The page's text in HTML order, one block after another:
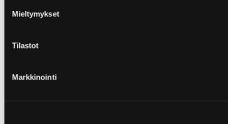
Mieltymykset
Tilastot
Markkinointi